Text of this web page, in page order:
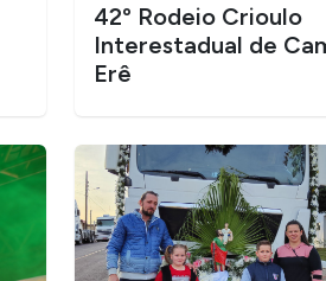
42º Rodeio Crioulo
Interestadual de
Erê